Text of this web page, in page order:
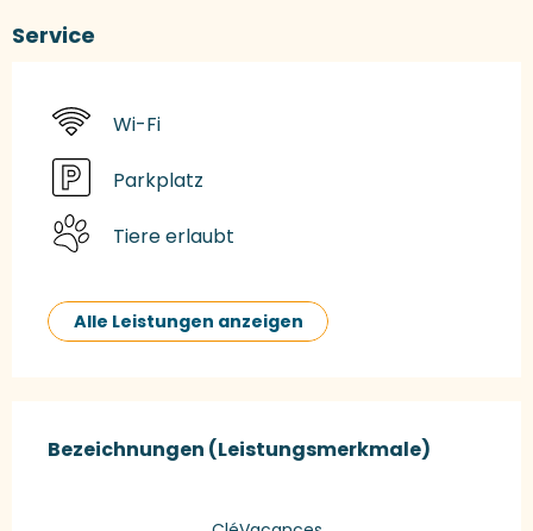
Service
Wi-Fi
Parkplatz
Tiere erlaubt
Alle Leistungen anzeigen
Bezeichnungen (Leistungsmerkmale)
Bezeichnungen (Leistungsmerkmale)